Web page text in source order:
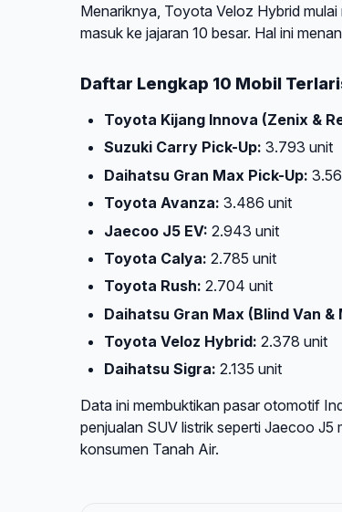
Menariknya, Toyota Veloz Hybrid
masuk ke jajaran 10 besar. Hal ini
Daftar Lengkap 10 Mobil
Toyota Kijang Innova (Zenix &
Suzuki Carry Pick-Up: 3.793 unit
Daihatsu Gran Max Pick-Up:
Toyota Avanza: 3.486 unit
Jaecoo J5 EV: 2.943 unit
Toyota Calya: 2.785 unit
Toyota Rush: 2.704 unit
Daihatsu Gran Max (Blind Van &
Toyota Veloz Hybrid: 2.378 unit
Daihatsu Sigra: 2.135 unit
Data ini membuktikan pasar otomotif
penjualan SUV listrik seperti Jaecoo J5
konsumen Tanah Air.